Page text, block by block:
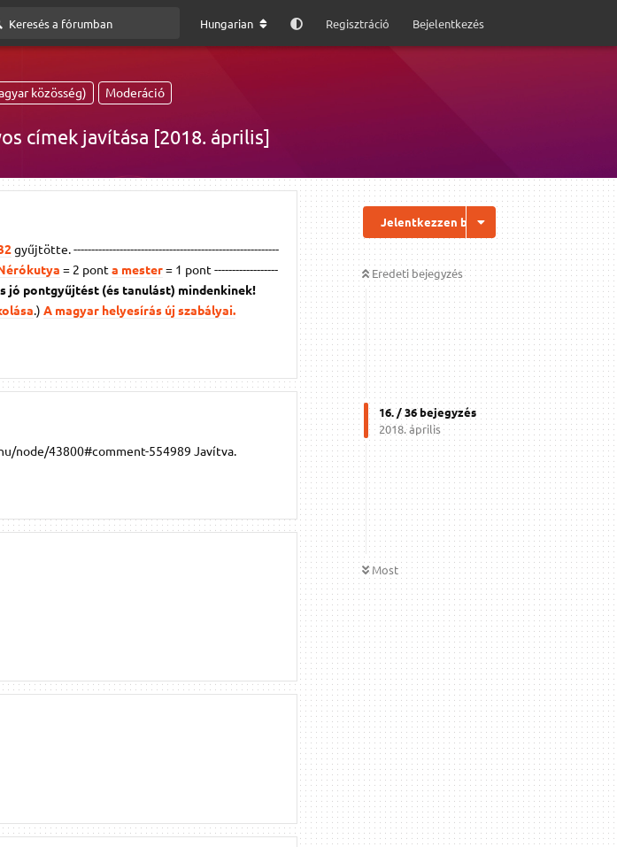
Hungarian Regisztráció Bejelentkezés
közösség) Moderáció
címek javítása [2018. április]
Jelentkezzen be a válaszhoz
Eredeti bejegyzés
16. /36bejegyzés
2018. április
Most
gyűjtötte. ----------------------------------------------------------
= 2 pont a mester= 1 pont ------------------
jó pontgyűjtést (és tanulást) mindenkinek!
.) A magyar helyesírás új szabályai.
node/43800#comment-554989 Javítva.